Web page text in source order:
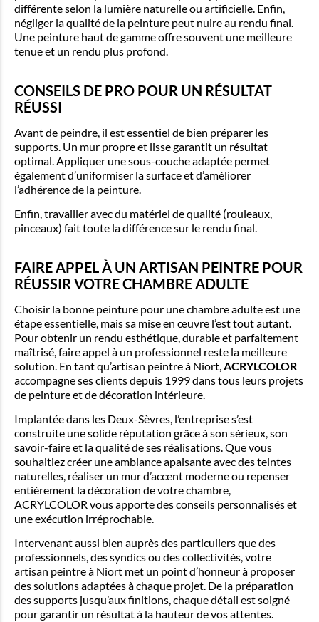
différente selon la lumière naturelle ou artificielle. Enfin,
négliger la qualité de la peinture peut nuire au rendu final.
Une peinture haut de gamme offre souvent une meilleure
tenue et un rendu plus profond.
CONSEILS DE PRO POUR UN RÉSULTAT
RÉUSSI
Avant de peindre, il est essentiel de bien préparer les
supports. Un mur propre et lisse garantit un résultat
optimal. Appliquer une sous-couche adaptée permet
également d’uniformiser la surface et d’améliorer
l’adhérence de la peinture.
Enfin, travailler avec du matériel de qualité (rouleaux,
pinceaux) fait toute la différence sur le rendu final.
FAIRE APPEL À UN ARTISAN PEINTRE POUR
RÉUSSIR VOTRE CHAMBRE ADULTE
Choisir la bonne peinture pour une chambre adulte est une
étape essentielle, mais sa mise en œuvre l’est tout autant.
Pour obtenir un rendu esthétique, durable et parfaitement
maîtrisé, faire appel à un professionnel reste la meilleure
solution. En tant qu’artisan peintre à Niort,ACRYLCOLOR
accompagne ses clients depuis 1999 dans tous leurs projets
de peinture et de décoration intérieure.
Implantée dans les Deux-Sèvres, l’entreprise s’est
construite une solide réputation grâce à son sérieux, son
savoir-faire et la qualité de ses réalisations. Que vous
souhaitiez créer une ambiance apaisante avec des teintes
naturelles, réaliser un mur d’accent moderne ou repenser
entièrement la décoration de votre chambre,
ACRYLCOLOR vous apporte des conseils personnalisés et
une exécution irréprochable.
Intervenant aussi bien auprès des particuliers que des
professionnels, des syndics ou des collectivités, votre
artisan peintre à Niort met un point d’honneur à proposer
des solutions adaptées à chaque projet. De la préparation
des supports jusqu’aux finitions, chaque détail est soigné
pour garantir un résultat à la hauteur de vos attentes.